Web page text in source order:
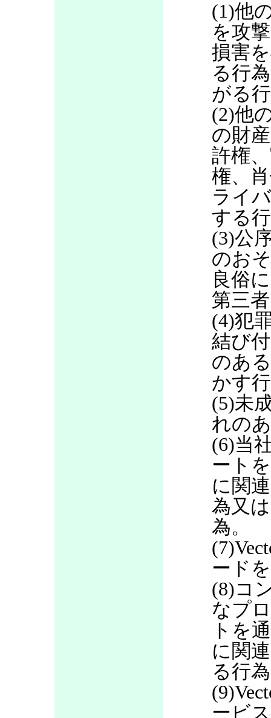
(1)他
を攻
損害
る行
がる
(2)他
の財
許権
権、
ライ
する
(3)公
のお
良俗
第三
(4)犯
結び
のあ
かす
(5)未
れの
(6)当
ート
に関
為又
為。
ード
(8)コ
なプ
トを
に関
る行
ービ